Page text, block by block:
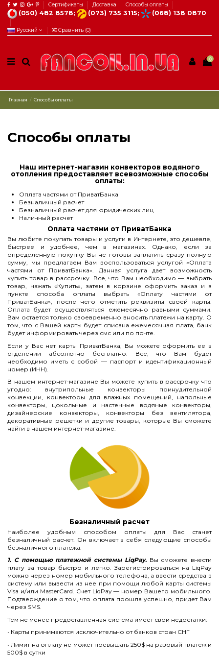
Сертификаты Доставка Способы оплаты
(050) 482 8578; (073) 735 3115; (068) 138 0870
Русский Сравнить (0)
0
Главная Способы оплаты
Способы оплаты
Наш интернет-магазин конвекторов водяного
отопления предоставляет всевозможные способы
оплаты:
Оплата частями от ПриватБанка
Безналичный расчет
Безналичный расчет для юридических лиц
Наличный расчет
Оплата частями от ПриватБанка
Вы любите покупать товары и услуги в Интернете, это дешевле,
быстрее и удобнее, чем в магазинах. Однако, если за
определенную покупку Вы не готовы заплатить сразу полную
сумму, мы предлагаем Вам воспользоваться услугой «Оплата
частями от ПриватБанка». Данная услуга дает возможность
купить товар в рассрочку. Все, что Вам необходимо — выбрать
товар, нажать «Купить», затем в корзине оформить заказ и в
пункте способа оплаты выбрать «Оплату частями от
ПриватБанка», после чего отметить реквизиты своей карты.
Оплата будет осуществляться ежемесячно равными суммами.
Вам остается только своевременно вносить платежи на карту. О
том, что с Вашей карты будет списана ежемесячная плата, банк
будет информировать через смс или по почте.
Если у Вас нет карты ПриватБанка, Вы можете оформить ее в
отделении абсолютно бесплатно. Все, что Вам будет
необходимо иметь с собой — паспорт и идентификационный
номер (ИНН).
В нашем интернет-магазине Вы можете купить в рассрочку что
угодно: внутрипольные конвекторы принудительной
конвекции, конвекторы для влажных помещений, напольные
конвекторы, цокольные и настенные водяные конвекторы,
дизайнерские конвекторы, конвекторы без вентилятора,
декоративные решетки и другие товары, которые Вы сможете
найти в нашем интернет-магазине.
Безналичный расчет
Наиболее удобным способом оплаты для Вас станет
безналичный расчет. Он включает в себя следующие способы
безналичного платежа:
1. С помощью платежной системы LiqPay.Вы сможете внести
плату за товар быстро и легко. Зарегистрироваться на LiqPay
можно через номер мобильного телефона, а ввести средства в
систему или вывести из нее при помощи любой карты системы
Visa и/или MasterCard. Счет LiqPay — номер Вашего мобильного.
Подтверждение о том, что оплата прошла успешно, придет Вам
через SMS.
Тем не менее предоставленная система имеет свои недостатки:
• Карты принимаются исключительно от банков стран СНГ
• Лимит на оплату не может превышать 250$ на разовый платеж и
500$ в сутки